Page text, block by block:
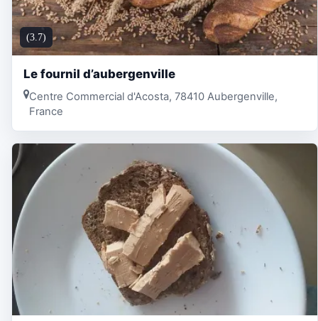
(3.7)
Le fournil d’aubergenville
Centre Commercial d'Acosta, 78410 Aubergenville,
France